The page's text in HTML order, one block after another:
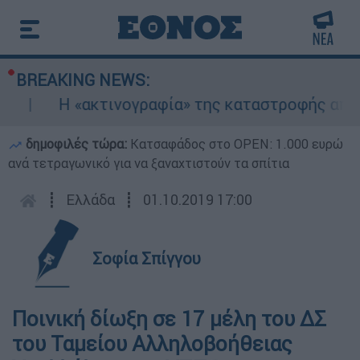
BREAKING NEWS:
Η «ακτινογραφία» της καταστροφής από
δημοφιλές τώρα: Κατσαφάδος στο OPEN: 1.000 ευρώ
ανά τετραγωνικό για να ξαναχτιστούν τα σπίτια
┋ Ελλάδα ┋ 01.10.2019 17:00
Σοφία Σπίγγου
Ποινική δίωξη σε 17 μέλη του ΔΣ
του Ταμείου Αλληλοβοήθειας